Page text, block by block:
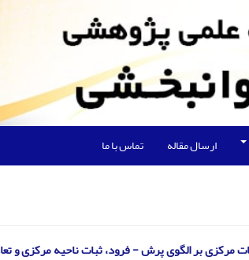
ارسال مقاله تماس با ما